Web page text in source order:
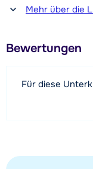
Entfernung zum(r)
500 Meter
Entfernung zur Piste
1200 Meter
1200 Meter
Mehr über die
Bewertungen
Für diese